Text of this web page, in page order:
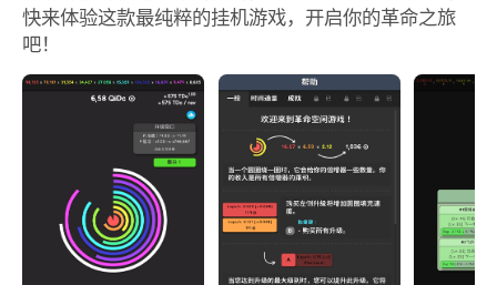
快来体验这款最纯粹的挂机游戏，开启你的革命之旅
吧！